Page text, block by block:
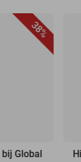
38%
Global